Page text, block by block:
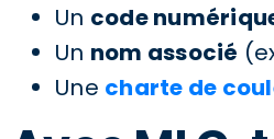
Un code
Un nom associé
Une charte de